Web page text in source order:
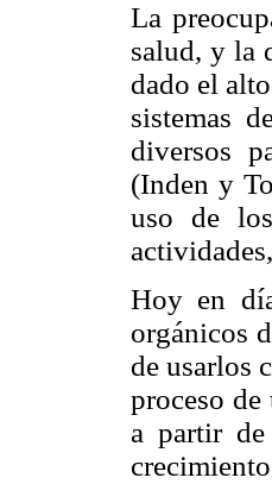
La
salud, y la
dado el
sistemas
diversos
(Inden y
uso de
Hoy en
orgánicos
de usarlos
proceso
a partir de